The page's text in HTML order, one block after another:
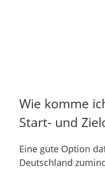
Wie komme
Start- und
Eine gute Option
Deutschland